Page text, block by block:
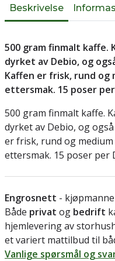
Beskrivelse
500 gram finmalt
dyrket av Debio, og
Kaffen er frisk, rund og
ettersmak. 15 poser
500 gram finmalt kaffe.
dyrket av Debio, og
er frisk, rund og
ettersmak. 15 poser per
Engrosnett -
Både privat og bedrift
hjemlevering av
et variert mattilbud til
Vanlige spørsmål og